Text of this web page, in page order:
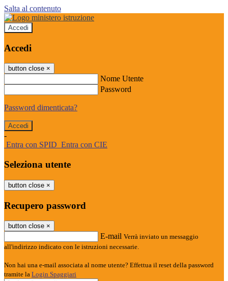
Salta al contenuto
Accedi
Accedi
button close ×
Nome Utente
Password
Password dimenticata?
-
Entra con SPID Entra con CIE
Seleziona utente
button close ×
Recupero password
button close ×
E-mail Verrà inviato un messaggio
all'indirizzo indicato con le istruzioni necessarie.
Non hai una e-mail associata al nome utente? Effettua il reset della password
tramite la Login Spaggiari